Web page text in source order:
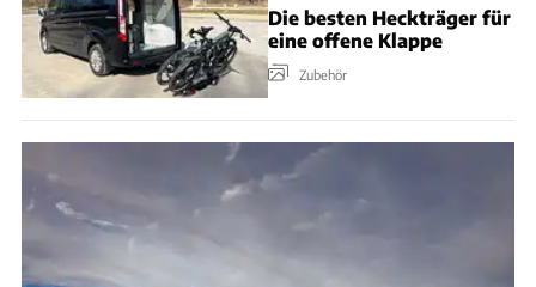
Die besten Heckträger für
eine offene Klappe
Zubehör